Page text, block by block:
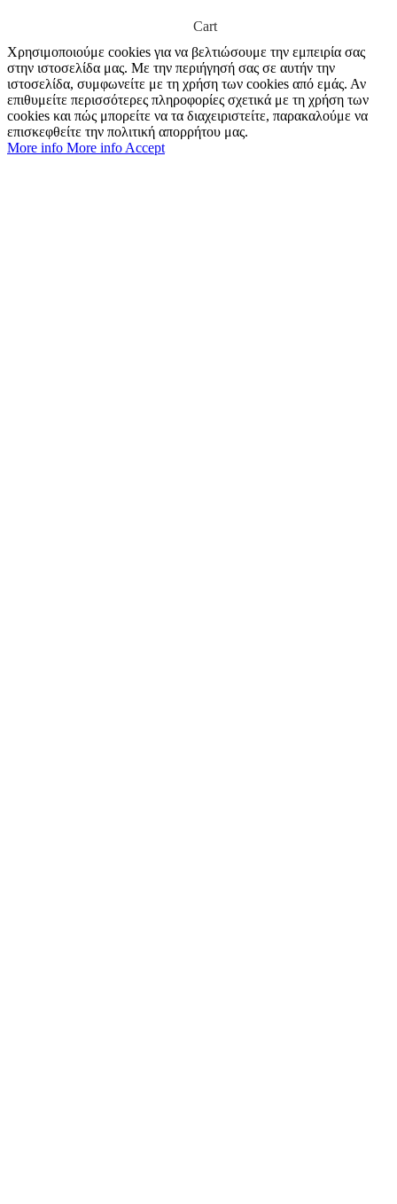
Cart
Χρησιμοποιούμε cookies για να βελτιώσουμε την εμπειρία σας
στην ιστοσελίδα μας. Με την περιήγησή σας σε αυτήν την
ιστοσελίδα, συμφωνείτε με τη χρήση των cookies από εμάς. Αν
επιθυμείτε περισσότερες πληροφορίες σχετικά με τη χρήση των
cookies και πώς μπορείτε να τα διαχειριστείτε, παρακαλούμε να
επισκεφθείτε την πολιτική απορρήτου μας.
More info More info Accept